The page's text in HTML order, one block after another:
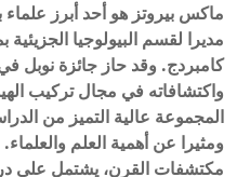
ماكس بيروتز هو أحد أبرز
مديرا لقسم البيولوجيا
واكتشافاته في مجال تركيب
المجموعة عالية التميز من
ومثيرا عن أهمية العلم
مكتشفات القرن، يشتمل على